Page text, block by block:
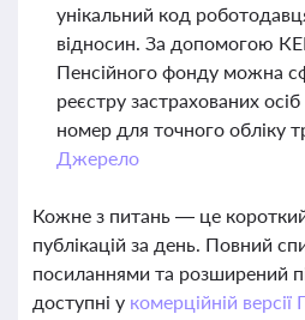
унікальний код
відносин. За допомогою
Пенсійного фонду можна
реєстру застрахованих
номер для точного обліку
Джерело
Кожне з питань — це
публікацій за день. Повний
посиланнями та розширений
доступні у комерційній